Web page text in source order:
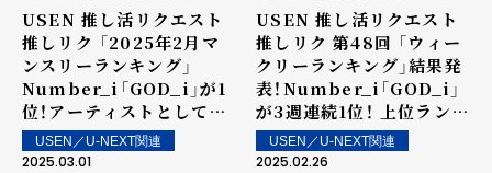
USEN 推し活リクエスト
推しリク 「2025年2月マ
ンスリーランキング」
Number_i「GOD_i」が1
位！アーティストとしては
3か月連続の1位を記録！
USEN／U-NEXT関連
2025.03.01
USEN 推し活リクエスト
推しリク 第48回 「ウィー
クリーランキング」結果発
表！Number_i「GOD_i」
が3週連続1位！ 上位ランク
イン楽曲は街中・店内で配
信！
USEN／U-NEXT関連
2025.02.26